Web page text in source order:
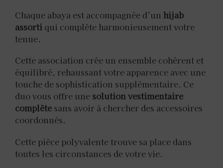
Chaque abaya est accompagnée d’un hijab
assorti qui complète harmonieusement votre
tenue.
Cette association crée un ensemble cohérent et
équilibré, rehaussant votre apparence avec une
touche de sophistication supplémentaire. Ce
duo vous offre une solution vestimentaire
complète sans avoir à chercher des accessoires
coordonnés.
Cette pièce polyvalente trouve sa place dans
toutes les circonstances de votre vie.